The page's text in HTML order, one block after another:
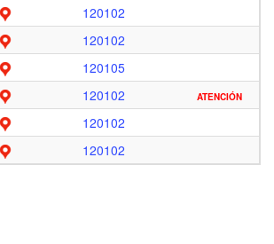
120102
120102
120105
120102 ATENCIÓN
120102
120102